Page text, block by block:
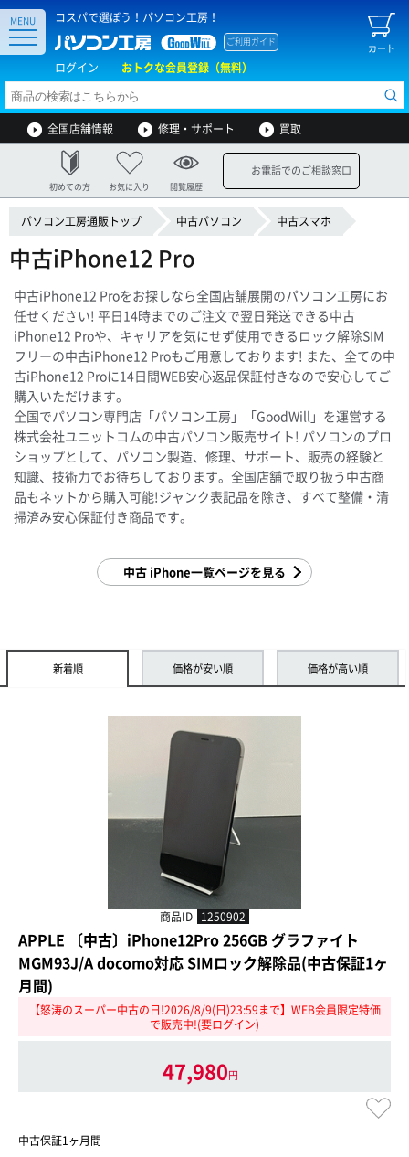
コスパで選ぼう！パソコン工房！
カート
ご利用ガイド
ログイン おトクな会員登録（無料）
MENU
全国店舗情報 修理・サポート 買取
初めての方 お気に入り 閲覧履歴
お電話でのご相談窓口
パソコン工房通販トップ 中古パソコン 中古スマホ
中古iPhone12 Pro
中古iPhone12 Proをお探しなら全国店舗展開のパソコン工房にお
任せください! 平日14時までのご注文で翌日発送できる中古
iPhone12 Proや、キャリアを気にせず使用できるロック解除SIM
フリーの中古iPhone12 Proもご用意しております! また、全ての中
古iPhone12 Proに14日間WEB安心返品保証付きなので安心してご
購入いただけます。
全国でパソコン専門店「パソコン工房」「GoodWill」を運営する
株式会社ユニットコムの中古パソコン販売サイト! パソコンのプロ
ショップとして、パソコン製造、修理、サポート、販売の経験と
知識、技術力でお待ちしております。全国店舗で取り扱う中古商
品もネットから購入可能!ジャンク表記品を除き、すべて整備・清
掃済み安心保証付き商品です。
中古 iPhone一覧ページを見る
新着順 価格が安い順 価格が高い順
商品ID 1250902
APPLE 〔中古〕iPhone12Pro 256GB グラファイト
MGM93J/A docomo対応 SIMロック解除品(中古保証1ヶ
月間)
【怒涛のスーパー中古の日!2026/8/9(日)23:59まで】WEB会員限定特価
で販売中!(要ログイン)
47,980円
中古保証1ヶ月間